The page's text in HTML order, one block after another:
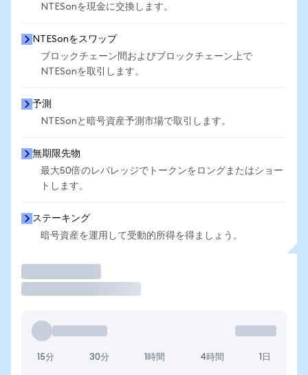
NTESonを現金に交換します。
NTESonをスワップ
ブロックチェーン間およびブロックチェーン上で
NTESonを取引します。
予測
NTESonと暗号資産予測市場で取引します。
無期限先物
最大50倍のレバレッジでトークンをロングまたはショー
トします。
ステーキング
暗号資産を運用して受動的所得を得ましょう。
15分 30分 1時間 4時間 1日